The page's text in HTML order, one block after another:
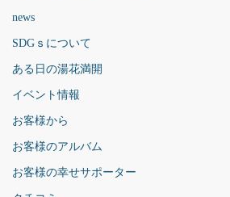
news
SDGｓについて
ある日の湯花満開
イベント情報
お客様から
お客様のアルバム
お客様の幸せサポーター